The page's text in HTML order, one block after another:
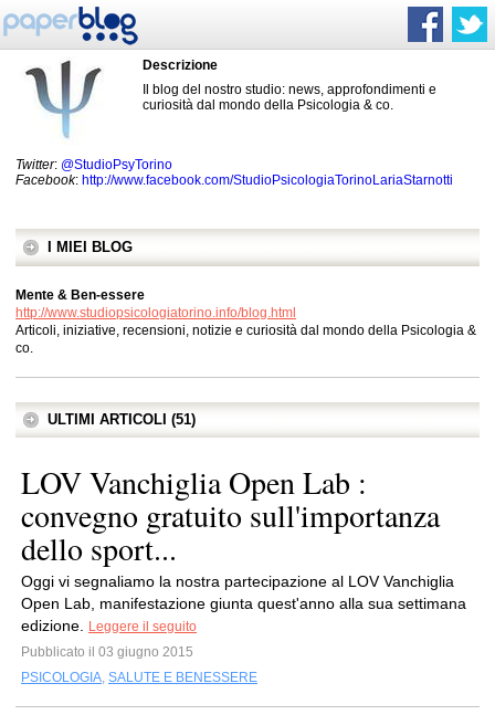
Descrizione
Il blog del nostro studio: news, approfondimenti e
curiosità dal mondo della Psicologia & co.
Twitter: @StudioPsyTorino
Facebook: http://www.facebook.com/StudioPsicologiaTorinoLariaStarnotti
I MIEI BLOG
Mente & Ben-essere
http://www.studiopsicologiatorino.info/blog.html
Articoli, iniziative, recensioni, notizie e curiosità dal mondo della Psicologia &
co.
ULTIMI ARTICOLI (51)
LOV Vanchiglia Open Lab :
convegno gratuito sull'importanza
dello sport...
Oggi vi segnaliamo la nostra partecipazione al LOV Vanchiglia
Open Lab, manifestazione giunta quest'anno alla sua settimana
edizione.
Leggere il seguito
Pubblicato il 03 giugno 2015
PSICOLOGIA, SALUTE E BENESSERE